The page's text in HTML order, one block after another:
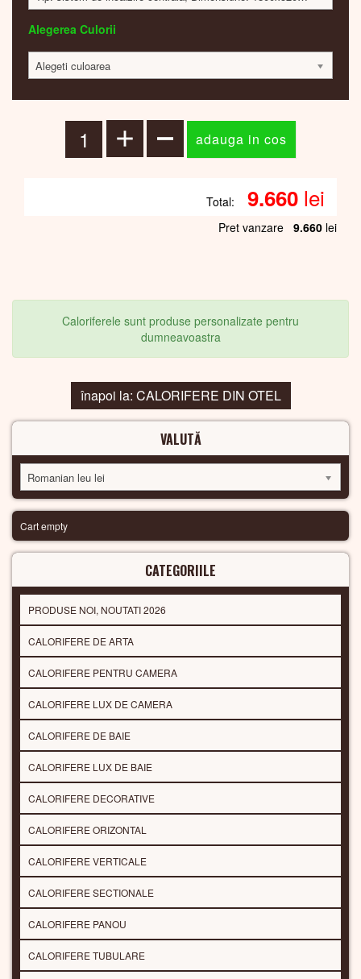
Alegerea Culorii
Alegeti culoarea
Total: 9.660 lei
Pret vanzare 9.660 lei
Caloriferele sunt produse personalizate pentru
dumneavoastra
înapoi la: CALORIFERE DIN OTEL
VALUTĂ
Romanian leu lei
Cart empty
CATEGORIILE
PRODUSE NOI, NOUTATI 2026
CALORIFERE DE ARTA
CALORIFERE PENTRU CAMERA
CALORIFERE LUX DE CAMERA
CALORIFERE DE BAIE
CALORIFERE LUX DE BAIE
CALORIFERE DECORATIVE
CALORIFERE ORIZONTAL
CALORIFERE VERTICALE
CALORIFERE SECTIONALE
CALORIFERE PANOU
CALORIFERE TUBULARE